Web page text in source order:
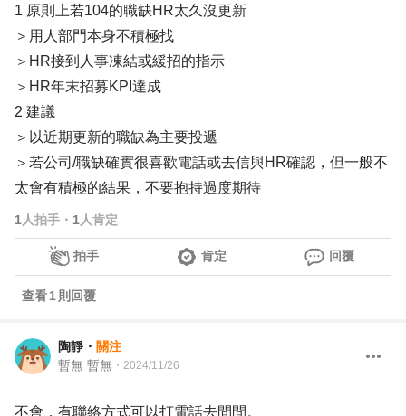
1 原則上若104的職缺HR太久沒更新
＞用人部門本身不積極找
＞HR接到人事凍結或緩招的指示
＞HR年末招募KPI達成
2 建議
＞以近期更新的職缺為主要投遞
＞若公司/職缺確實很喜歡電話或去信與HR確認，但一般不
太會有積極的結果，不要抱持過度期待
1 人拍手 ・ 1 人肯定
拍手 肯定 回覆
查看1 則回覆
陶靜 ・ 關注
暫無 暫無 ・ 2024/11/26
不會，有聯絡方式可以打電話去問問。